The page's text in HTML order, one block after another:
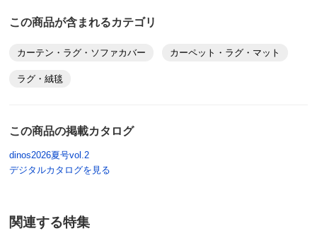
手吊り 20,000円～
商品番号
改定日：2026/8/5
別
※商品1個につき、上記配送料金となります。
東京都
クッションの程度が程よくて、そんなにふかふかはして
いませんが、
暑い時期ですので、カーペットよりもさっぱりしていて
2025/07/02
この商品が含まれるカテゴリ
カーテン・ラグ・ソファカバー カーペット・ラグ・マット
ラグ・絨毯
この商品の掲載カタログ
dinos2026夏号vol.2
デジタルカタログを見る
関連する特集